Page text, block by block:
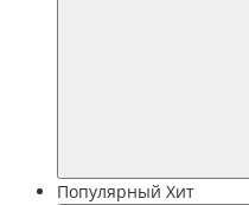
Популярный Хит